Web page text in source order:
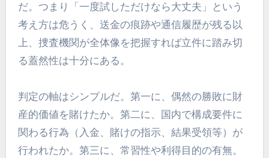
だ。つまり「一度試しただけなら大丈夫」という
考え方は危うく、送金の痕跡や通信履歴が残る以
上、捜査機関が全体像を把握すれば立件に踏み切
る蓋然性は十分にある。
判定の軸はシンプルだ。第一に、偶然の勝敗に財
産的価値を賭けたか。第二に、国内で構成要件に
関わる行為（入金、賭けの指示、結果受領等）が
行われたか。第三に、常習性や利得目的の有無。